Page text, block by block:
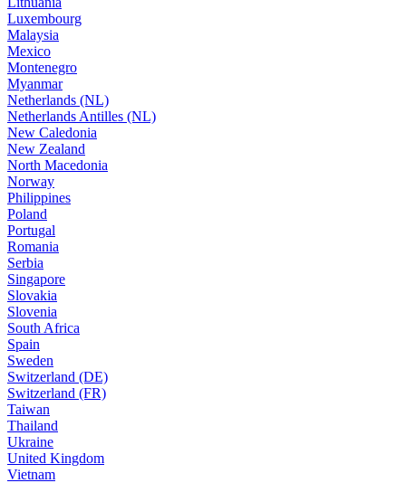
Luxembourg
Malaysia
Mexico
Montenegro
Myanmar
Netherlands (NL)
Netherlands Antilles (NL)
New Caledonia
New Zealand
North Macedonia
Norway
Philippines
Poland
Portugal
Romania
Serbia
Singapore
Slovakia
Slovenia
South Africa
Spain
Sweden
Switzerland (DE)
Switzerland (FR)
Taiwan
Thailand
Ukraine
United Kingdom
Vietnam